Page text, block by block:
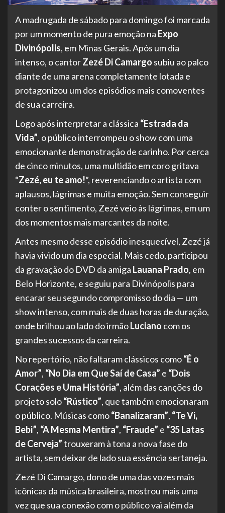
A madrugada de sábado para domingo foi marcada
por um momento de pura emoção na Expo
Divinópolis, em Minas Gerais. Após um dia
intenso, o cantorZezé Di Camargo subiu ao palco
diante de uma arena completamente lotada e
protagonizou um dos episódios mais comoventes
de sua carreira.
Logo após interpretar a clássica “Estrada da
Vida”, o público interrompeu o show com uma
emocionante demonstração de carinho. Por cerca
de cinco minutos, uma multidão em coro gritava
“Zezé, eu te amo!”, reverenciando o artista com
aplausos, lágrimas e muita emoção. Sem conseguir
conter o sentimento, Zezé veio às lágrimas, em um
dos momentos mais marcantes da noite.
Antes mesmo desse episódio inesquecível, Zezé já
havia vivido um dia especial. Mais cedo, participou
da gravação do DVD da amiga Lauana Prado, em
Belo Horizonte, e seguiu para Divinópolis para
encarar seu segundo compromisso do dia — um
show intenso, com mais de duas horas de duração,
onde brilhou ao lado do irmãoLuciano com os
grandes sucessos da carreira.
No repertório, não faltaram clássicos como“É o
Amor”, “No Dia em Que Saí de Casa” e “Dois
Corações e Uma História”, além das canções do
projeto solo“Rústico”, que também emocionaram
o público. Músicas como“Banalizaram”, “Te Vi,
Bebi”, “A Mesma Mentira”, “Fraude” e “35 Latas
de Cerveja”trouxeram à tona a nova fase do
artista, sem deixar de lado sua essência sertaneja.
Zezé Di Camargo, dono de uma das vozes mais
icônicas da música brasileira, mostrou mais uma
vez que sua conexão com o público vai além da